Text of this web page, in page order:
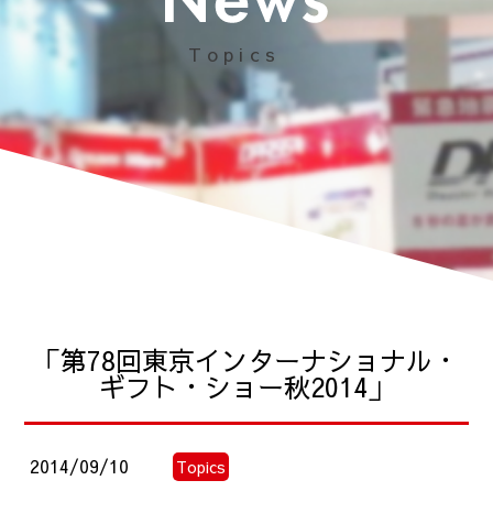
Topics
「第78回東京インターナショナル・
ギフト・ショー秋2014」
2014/09/10 Topics